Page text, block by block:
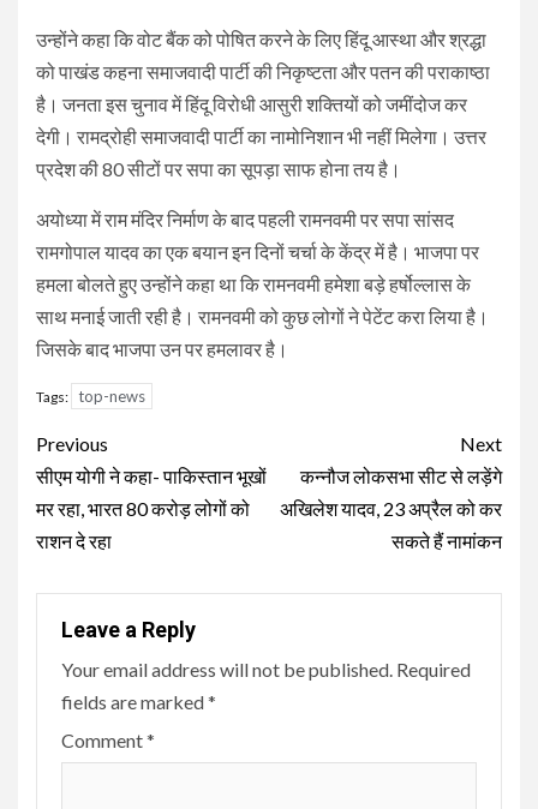
उन्होंने कहा कि वोट बैंक को पोषित करने के लिए हिंदू आस्था और श्रद्धा
को पाखंड कहना समाजवादी पार्टी की निकृष्टता और पतन की पराकाष्ठा
है। जनता इस चुनाव में हिंदू विरोधी आसुरी शक्तियों को जमींदोज कर
देगी। रामद्रोही समाजवादी पार्टी का नामोनिशान भी नहीं मिलेगा। उत्तर
प्रदेश की 80 सीटों पर सपा का सूपड़ा साफ होना तय है।
अयोध्या में राम मंदिर निर्माण के बाद पहली रामनवमी पर सपा सांसद
रामगोपाल यादव का एक बयान इन दिनों चर्चा के केंद्र में है। भाजपा पर
हमला बोलते हुए उन्होंने कहा था कि रामनवमी हमेशा बड़े हर्षोल्लास के
साथ मनाई जाती रही है। रामनवमी को कुछ लोगों ने पेटेंट करा लिया है।
जिसके बाद भाजपा उन पर हमलावर है।
Tags: top-news
Continue
Reading
Previous
सीएम योगी ने कहा- पाकिस्तान भूखों
मर रहा, भारत 80 करोड़ लोगों को
राशन दे रहा
Next
कन्नौज लोकसभा सीट से लड़ेंगे
अखिलेश यादव, 23 अप्रैल को कर
सकते हैं नामांकन
Leave a Reply
Your email address will not be published. Required
fields are marked*
Comment*